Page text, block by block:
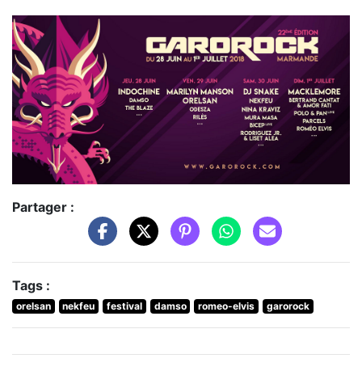
Partager :
Tags :
orelsan nekfeu festival damso romeo-elvis garorock